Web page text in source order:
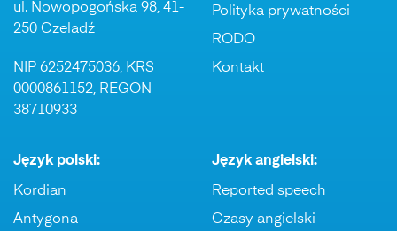
ul. Nowopogońska 98, 41-
250 Czeladź
NIP 6252475036, KRS
0000861152, REGON
38710933
Polityka prywatności
RODO
Kontakt
Język polski:
Kordian
Antygona
Język angielski:
Reported speech
Czasy angielski